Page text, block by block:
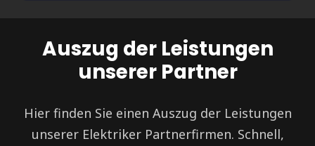
Auszug der Leistungen
unserer Partner
Hier finden Sie einen Auszug der Leistungen
unserer Elektriker Partnerfirmen. Schnell,